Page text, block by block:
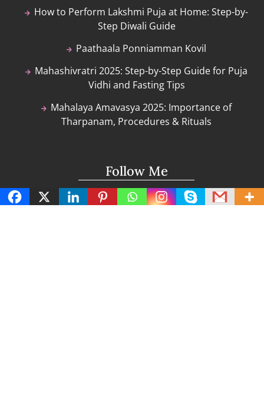
How to Perform Lakshmi Puja at Home: Step-by-
Step Diwali Guide
Paathaala Ponniamman Kovil
Mahashivratri 2025: Step-by-Step Guide for Puja
Vidhi and Fasting Tips
Mahalaya Amavasya 2025: Importance of
Tharpanam, Procedures & Rituals
Follow Me
Facebook
Twitter
Instagram